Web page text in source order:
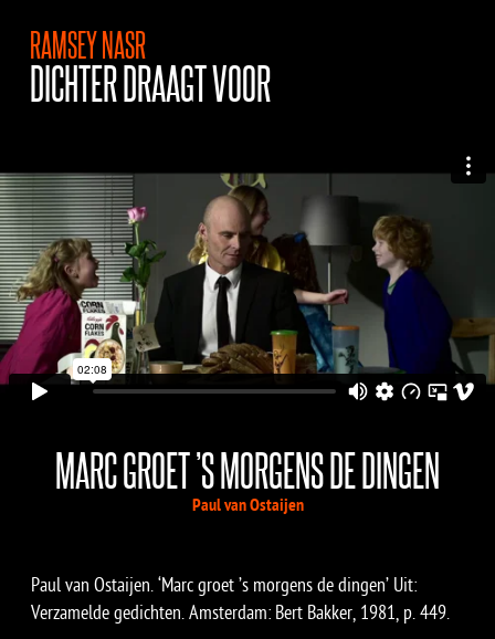
RAMSEY NASR
DICHTER DRAAGT VOOR
MARC GROET ’S MORGENS DE DINGEN
Paul van Ostaijen
​Paul van Ostaijen. ‘Marc groet ’s morgens de dingen’ Uit:
Verzamelde gedichten. Amsterdam: Bert Bakker, 1981, p. 449.